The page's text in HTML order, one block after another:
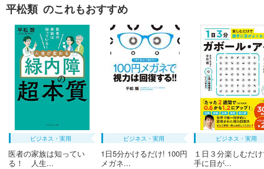
平松類 のこれもおすすめ
ビジネス・実用
医者の家族は知ってい
る！ 人生...
ビジネス・実用
1日5分かけるだけ! 100円
メガネ...
ビジネス・実用
１日３分楽しむだ
手に目が...